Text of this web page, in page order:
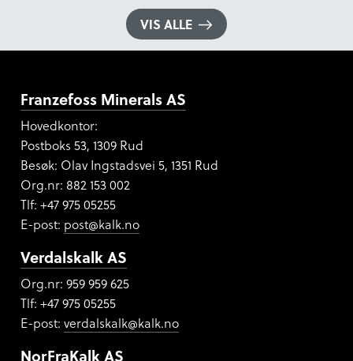
VIS ALLE
Franzefoss Minerals AS
Hovedkontor:
Postboks 53, 1309 Rud
Besøk: Olav Ingstadsvei 5, 1351 Rud
Org.nr: 882 153 002
Tlf: +47 975 05255
E-post: post@kalk.no
Verdalskalk AS
Org.nr: 959 959 625
Tlf: +47 975 05255
E-post: verdalskalk@kalk.no
NorFraKalk AS